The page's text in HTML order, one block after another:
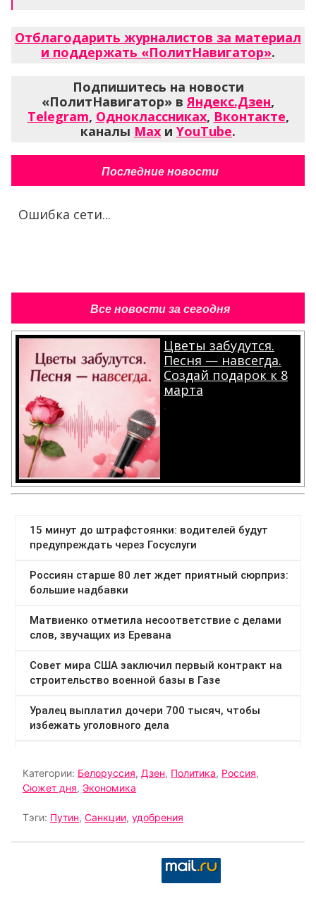
Отблагодарить журналистов за материал
и поддержать «ПолитНавигатор».
Подпишитесь на новости
«ПолитНавигатор» вЯндекс.Дзен,
Telegram, Одноклассниках, Вконтакте,
каналы Max и YouTube.
Последние новости
Ошибка сети...
Все новости за сегодня
Цветы забудутся.
Песня — навсегда.
Создай подарок к 8
марта
.
Категории: Белоруссия, Дзен, Политика, Россия,
Сюжет дня, Экономика
Тэги: Путин, Санкции, удобрения